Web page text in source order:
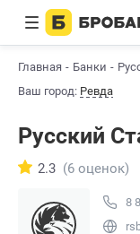
Главная Банки
Ваш город: Ревда
Русский
8
2.3 (6 оценок)